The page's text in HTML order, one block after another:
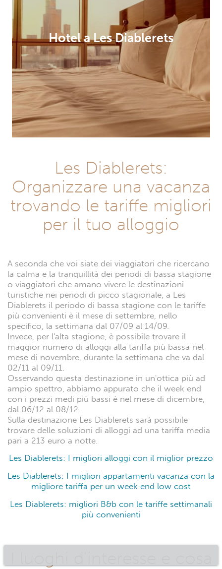
Hotel a Les Diablerets
Les Diablerets:
Organizzare una vacanza
trovando le tariffe migliori
per il tuo alloggio
A seconda che voi siate dei viaggiatori che ricercano
la calma e la tranquillità dei periodi di bassa stagione
o viaggiatori che amano vivere le destinazioni
turistiche nei periodi di picco stagionale, a Les
Diablerets il periodo di bassa stagione con le tariffe
più convenienti è il mese di settembre, nello
specifico, la settimana dal 07/09 al 14/09.
Invece, per l'alta stagione, è possibile trovare il
maggior numero di alloggi alla tariffa più bassa nel
mese di novembre, durante la settimana che va dal
02/11 al 09/11.
Osservando questa destinazione in un'ottica più ad
ampio spettro, abbiamo appurato che il week end
con i prezzi medi più bassi è nel mese di dicembre,
dal 06/12 al 08/12.
Sulla destinazione Les Diablerets sarà possibile
trovare delle soluzioni di alloggi ad una tariffa media
pari a 213 euro a notte.
Les Diablerets: I migliori alloggi con il miglior prezzo
Les Diablerets: I migliori appartamenti vacanza con la
migliore tariffa per un week end low cost
Les Diablerets: migliori B&b con le tariffe settimanali
più convenienti